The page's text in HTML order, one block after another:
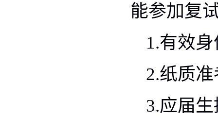
能参加复
1.有效
2.纸质
3.应届